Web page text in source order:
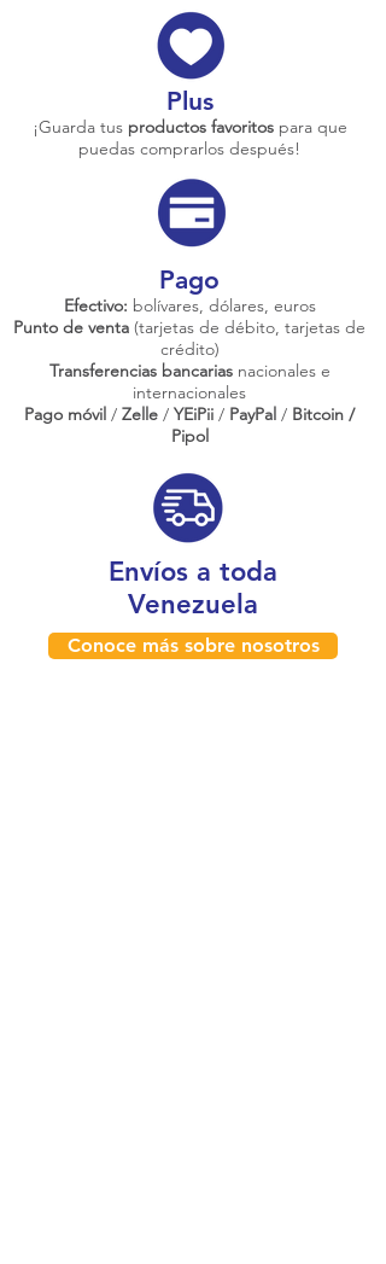
Plus
¡Guarda tus productos favoritos para que
puedas comprarlos después!
Pago
Efectivo: bolívares, dólares, euros
Punto de venta (tarjetas de débito, tarjetas de
crédito)
Transferencias bancariasnacionales e
internacionales
Pago móvil / Zelle / YEiPii / PayPal / Bitcoin /
Pipol
Envíos a toda
Venezuela
Conoce más sobre nosotros